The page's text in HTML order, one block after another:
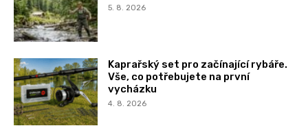
5. 8. 2026
Kaprařský set pro začínající rybáře.
Vše, co potřebujete na první
vycházku
4. 8. 2026